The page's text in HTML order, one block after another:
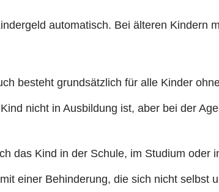
automatisch. Bei älteren Kindern
besteht grundsätzlich für alle Kinder
nicht in Ausbildung ist, aber bei der
das Kind in der Schule, im Studium oder
einer Behinderung, die sich nicht selbst